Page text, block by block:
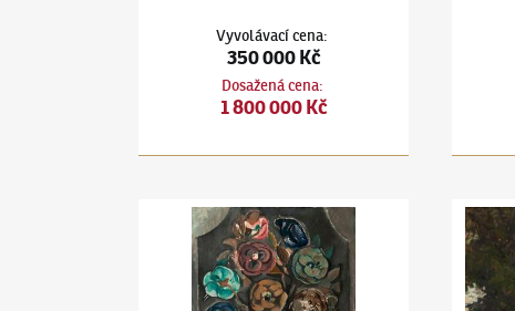
Vyvolávací cena:
350 000 Kč
Dosažená cena:
1 800 000 Kč
Jiří Kars(1880–1945)Kytice Jiří Kars